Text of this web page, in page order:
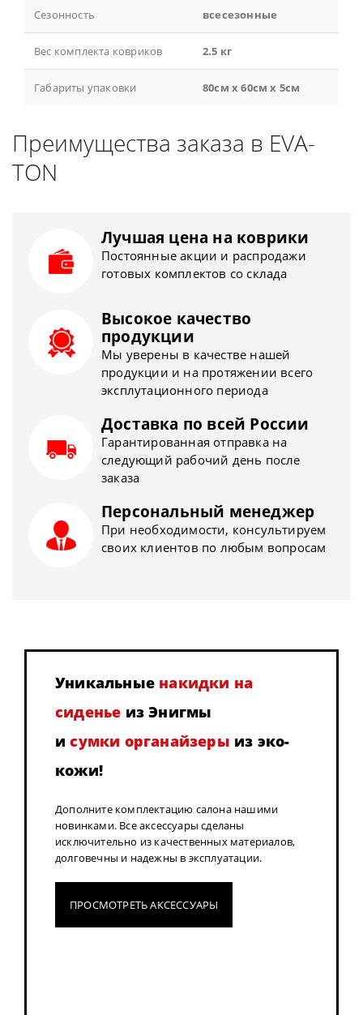
Сезонность всесезонные
Вес комплекта ковриков 2.5 кг
Габариты упаковки 80см x 60см x 5см
Преимущества заказа в EVA-
TON
Лучшая цена на коврики
Постоянные акции и распродажи
готовых комплектов со склада
Высокое качество
продукции
Мы уверены в качестве нашей
продукции и на протяжении всего
эксплутационного периода
Доставка по всей России
Гарантированная отправка на
следующий рабочий день после
заказа
Персональный менеджер
При необходимости, консультируем
своих клиентов по любым вопросам
Уникальные накидки на
сиденье из Энигмы
исумки органайзеры из эко-
кожи!
Дополните комплектацию салона нашими
новинками. Все аксессуары сделаны
исключительно из качественных материалов,
долговечны и надежны в эксплуатации.
ПРОСМОТРЕТЬ АКСЕССУАРЫ